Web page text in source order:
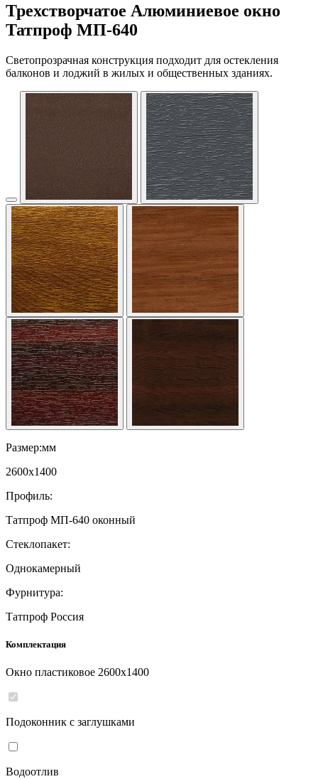
Трехстворчатое Алюминиевое окно
Татпроф МП-640
Светопрозрачная конструкция подходит для остекления
балконов и лоджий в жилых и общественных зданиях.
Размер:мм
2600x1400
Профиль:
Татпроф МП-640 оконный
Стеклопакет:
Однокамерный
Фурнитура:
Татпроф Россия
Комплектация
Окно пластиковое 2600x1400
Подоконник с заглушками
Водоотлив